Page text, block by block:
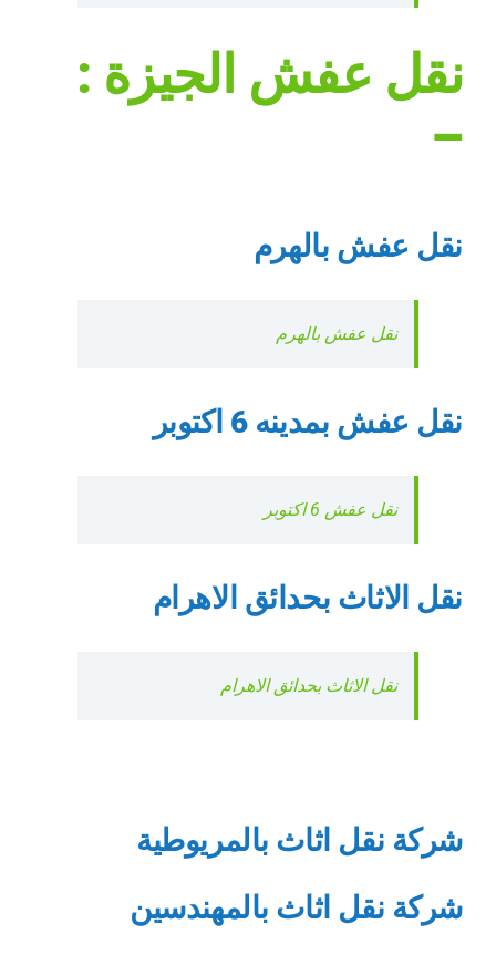
نقل عفش الجيزة :
–
نقل عفش بالهرم
نقل عفش بالهرم
نقل عفش بمدينه 6 اكتوبر
نقل عفش 6 اكتوبر
نقل الاثاث بحدائق الاهرام
نقل الاثاث بحدائق الاهرام
شركة نقل اثاث بالمريوطية
شركة نقل اثاث بالمهندسين